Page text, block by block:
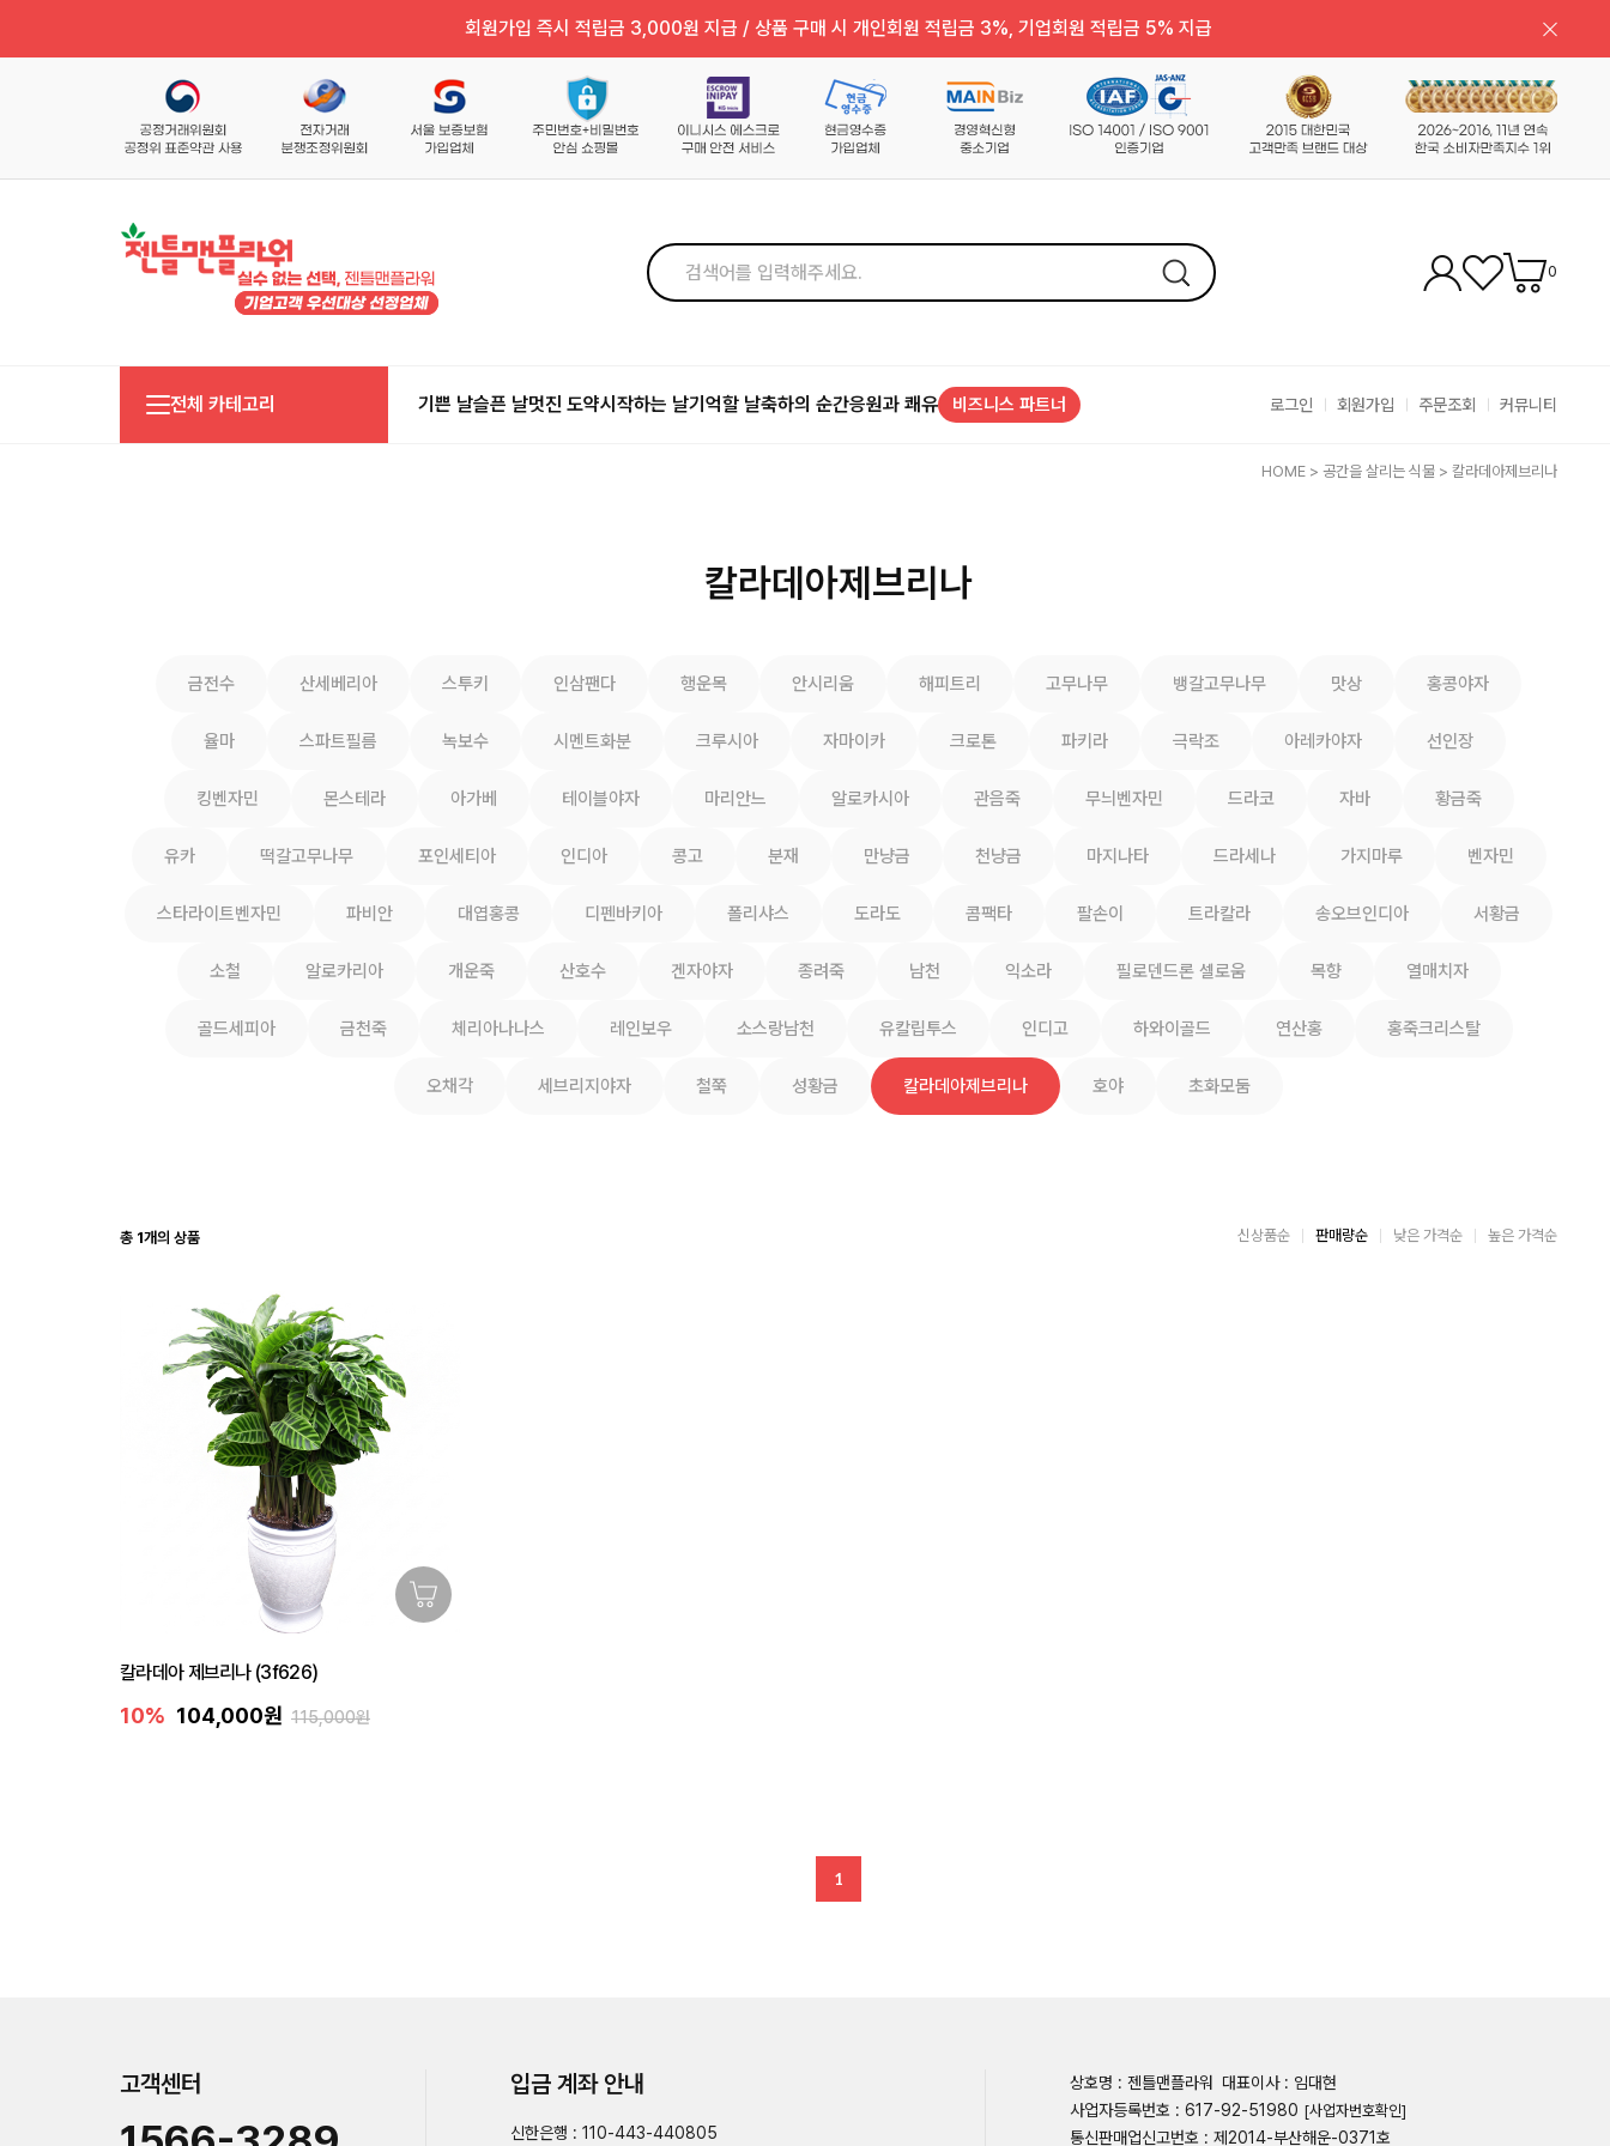
회원가입 즉시 적립금 3,000원 지급 / 상품 구매 시 개인회원 적립금 3%, 기업회원 적립금 5% 지급
0
전체 카테고리 기쁜 날슬픈 날멋진 도약시작하는 날기억할 날축하의 순간응원과 쾌유 비즈니스 파트너 로그인 회원가입 주문조회 커뮤니티
HOME > 공간을 살리는 식물 > 칼라데아제브리나
칼라데아제브리나
금전수 산세베리아 스투키 인삼팬다 행운목 안시리움 해피트리 고무나무 뱅갈고무나무 맛상 홍콩야자
율마 스파트필름 녹보수 시멘트화분 크루시아 자마이카 크로톤 파키라 극락조 아레카야자 선인장
킹벤자민 몬스테라 아가베 테이블야자 마리안느 알로카시아 관음죽 무늬벤자민 드라코 자바 황금죽
유카 떡갈고무나무 포인세티아 인디아 콩고 분재 만냥금 천냥금 마지나타 드라세나 가지마루 벤자민
스타라이트벤자민 파비안 대엽홍콩 디펜바키아 폴리샤스 도라도 콤팩타 팔손이 트라칼라 송오브인디아 서황금
소철 알로카리아 개운죽 산호수 겐자야자 종려죽 남천 익소라 필로덴드론 셀로움 목향 열매치자
골드세피아 금천죽 체리아나나스 레인보우 소스랑남천 유칼립투스 인디고 하와이골드 연산홍 홍죽크리스탈
오채각 세브리지야자 철쭉 성황금 칼라데아제브리나 호야 초화모둠
총 1개의 상품 신상품순 판매량순 낮은 가격순 높은 가격순
칼라데아 제브리나 (3f626)
10% 104,000원 115,000원
1
고객센터 입금 계좌 안내
신한은행 : 110-443-440805
상호명 : 젠틀맨플라워 대표이사 : 임대현
사업자등록번호 : 617-92-51980 [사업자번호확인]
통신판매업신고번호 : 제2014-부산해운-0371호